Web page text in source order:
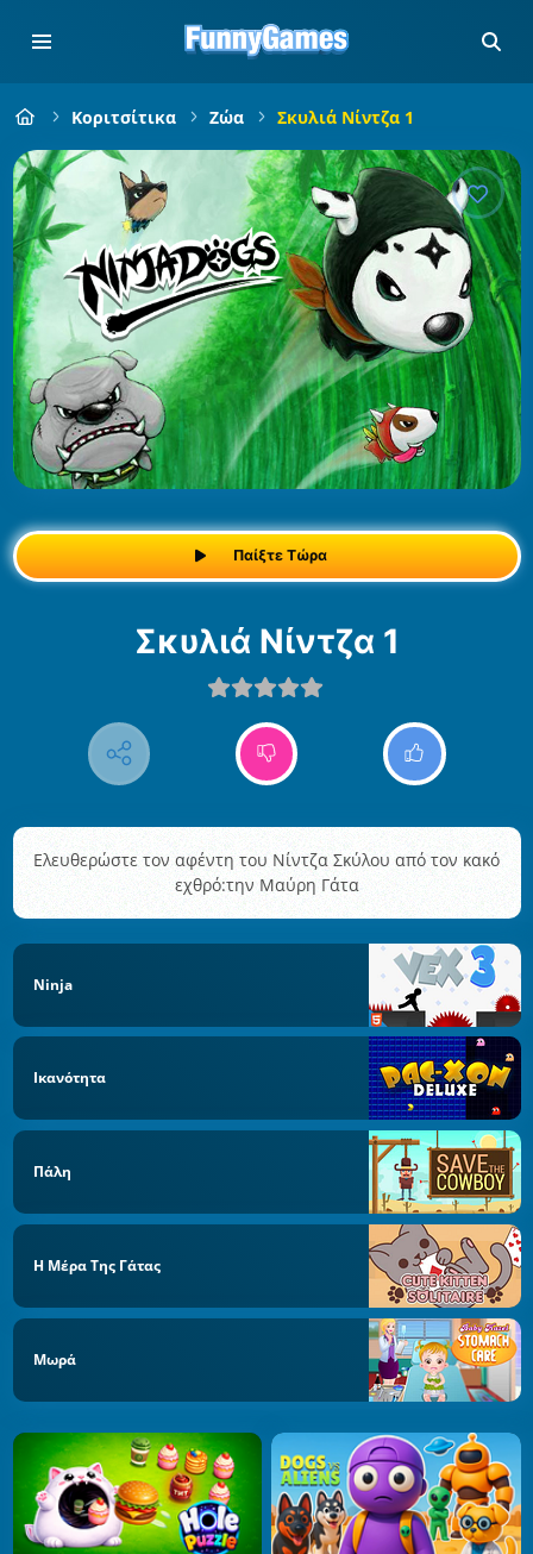
Κοριτσίτικα Ζώα Σκυλιά Νίντζα 1
Παίξτε Τώρα
Σκυλιά Νίντζα 1
Ελευθερώστε τον αφέντη του Νίντζα Σκύλου από τον κακό
εχθρό:την Μαύρη Γάτα
Ninja
Ικανότητα
Πάλη
Η Μέρα Της Γάτας
Μωρά